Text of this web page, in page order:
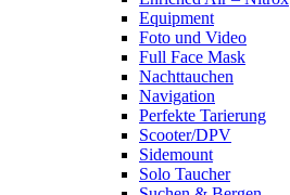
Equipment
Foto und Video
Full Face Mask
Nachttauchen
Navigation
Perfekte Tarierung
Scooter/DPV
Sidemount
Solo Taucher